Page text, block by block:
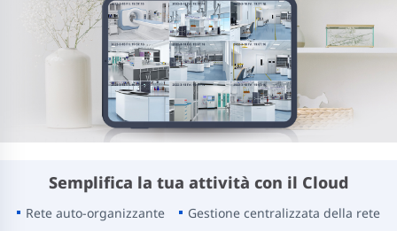
Semplifica la tua attività con il Cloud
Rete auto-organizzante
Gestione centralizzata della rete